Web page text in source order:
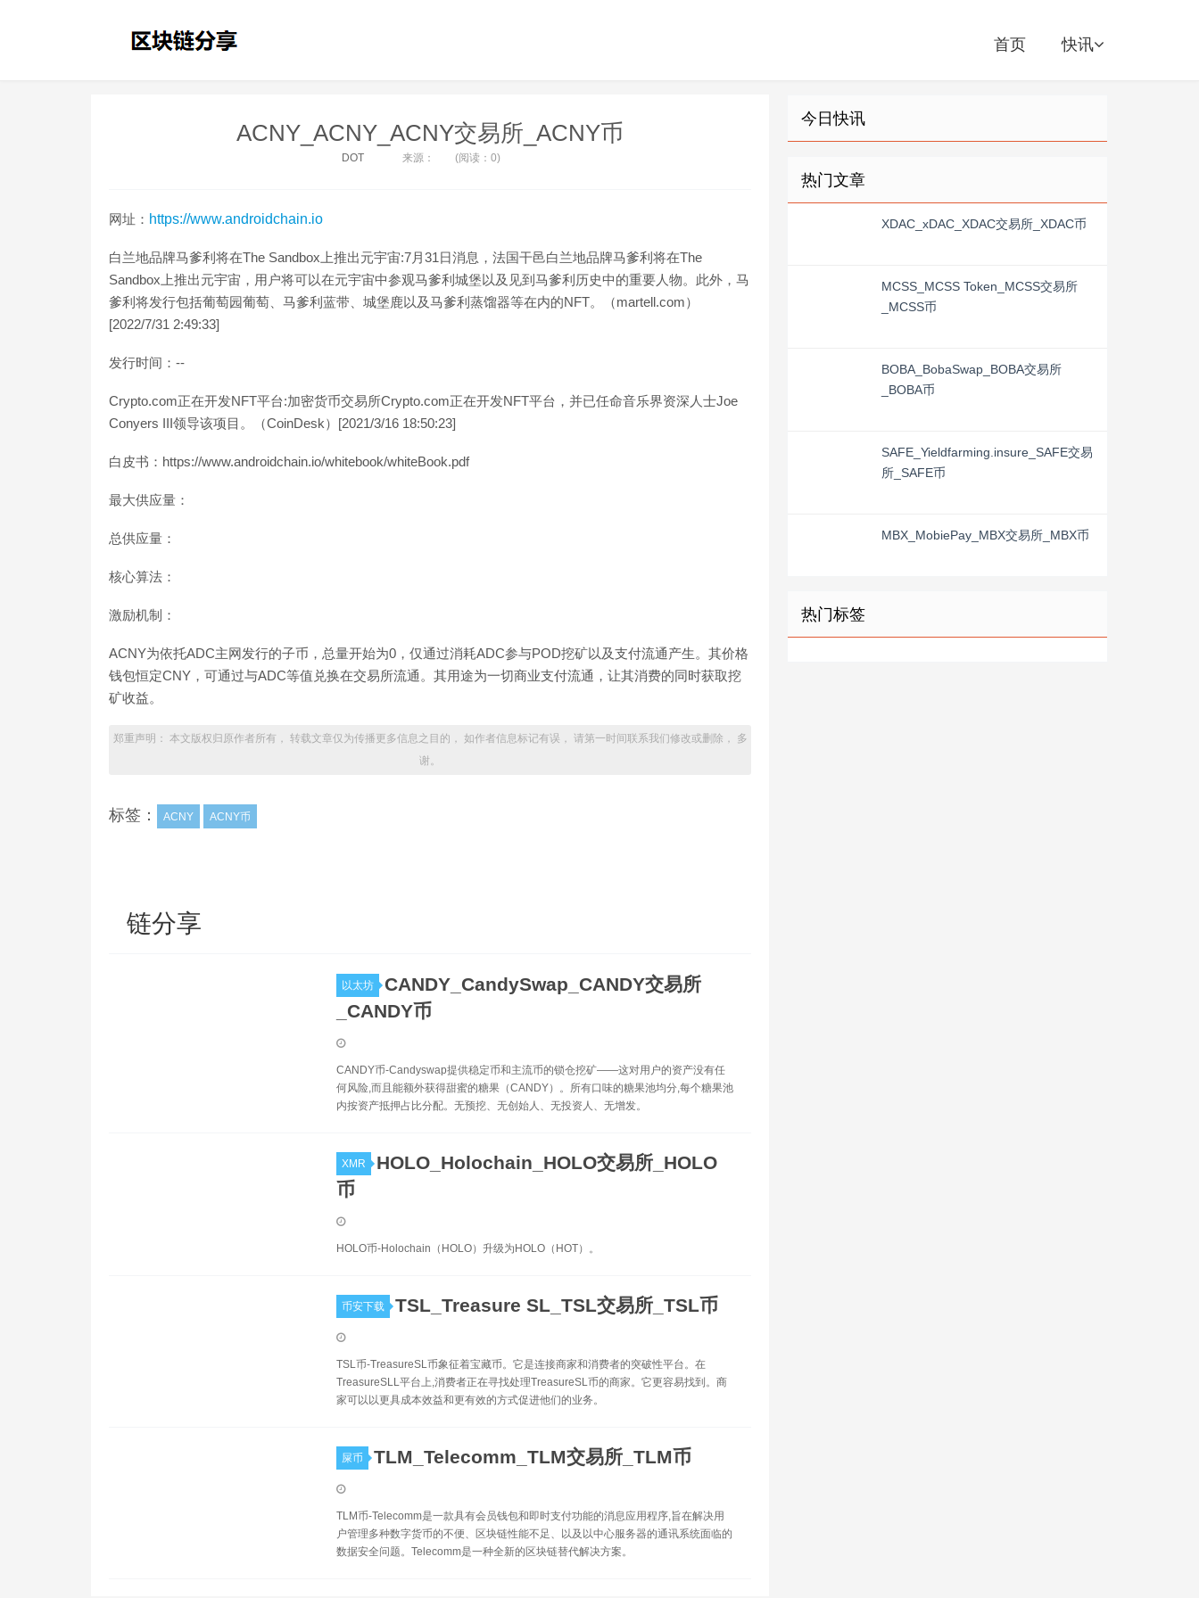
首页 快讯
ACNY_ACNY_ACNY交易所_ACNY币
DOT 来源： (阅读：0)
网址： https://www.androidchain.io
白兰地品牌马爹利将在The Sandbox上推出元宇宙:7月31日消息，法国干邑白兰地品牌马爹利将在The
Sandbox上推出元宇宙，用户将可以在元宇宙中参观马爹利城堡以及见到马爹利历史中的重要人物。此外，马
爹利将发行包括葡萄园葡萄、马爹利蓝带、城堡鹿以及马爹利蒸馏器等在内的NFT。（martell.com）
[2022/7/31 2:49:33]
发行时间：--
Crypto.com正在开发NFT平台:加密货币交易所Crypto.com正在开发NFT平台，并已任命音乐界资深人士Joe
Conyers III领导该项目。（CoinDesk）[2021/3/16 18:50:23]
白皮书：https://www.androidchain.io/whitebook/whiteBook.pdf
最大供应量：
总供应量：
核心算法：
激励机制：
ACNY为依托ADC主网发行的子币，总量开始为0，仅通过消耗ADC参与POD挖矿以及支付流通产生。其价格
钱包恒定CNY，可通过与ADC等值兑换在交易所流通。其用途为一切商业支付流通，让其消费的同时获取挖
矿收益。
郑重声明： 本文版权归原作者所有， 转载文章仅为传播更多信息之目的， 如作者信息标记有误， 请第一时间联系我们修改或删除， 多
谢。
标签： ACNY ACNY币
链分享
以太坊
CANDY_CandySwap_CANDY交易所
_CANDY币
CANDY币-Candyswap提供稳定币和主流币的锁仓挖矿——这对用户的资产没有任
何风险,而且能额外获得甜蜜的糖果（CANDY）。所有口味的糖果池均分,每个糖果池
内按资产抵押占比分配。无预挖、无创始人、无投资人、无增发。
XMR
HOLO_Holochain_HOLO交易所_HOLO
币
HOLO币-Holochain（HOLO）升级为HOLO（HOT）。
币安下载 TSL_Treasure SL_TSL交易所_TSL币
TSL币-TreasureSL币象征着宝藏币。它是连接商家和消费者的突破性平台。在
TreasureSLL平台上,消费者正在寻找处理TreasureSL币的商家。它更容易找到。商
家可以以更具成本效益和更有效的方式促进他们的业务。
屎币 TLM_Telecomm_TLM交易所_TLM币
TLM币-Telecomm是一款具有会员钱包和即时支付功能的消息应用程序,旨在解决用
户管理多种数字货币的不便、区块链性能不足、以及以中心服务器的通讯系统面临的
数据安全问题。Telecomm是一种全新的区块链替代解决方案。
今日快讯
热门文章
XDAC_xDAC_XDAC交易所_XDAC币
MCSS_MCSS Token_MCSS交易所
_MCSS币
BOBA_BobaSwap_BOBA交易所
_BOBA币
SAFE_Yieldfarming.insure_SAFE交易
所_SAFE币
MBX_MobiePay_MBX交易所_MBX币
热门标签